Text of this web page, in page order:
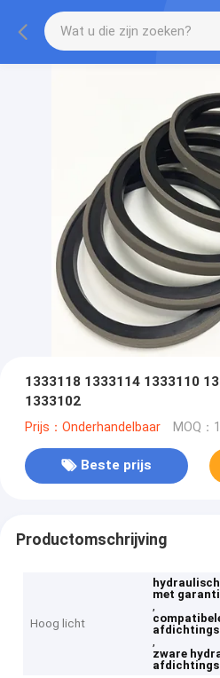
1333118 1333114 1333110
1333102
Prijs：Onderhandelbaar MOQ：
Beste prijs
Productomschrijving
Hoog licht
met
,
,
zware